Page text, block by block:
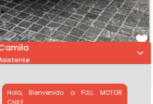
FORTUNER
LEVANTE DE SUSPENCION 2" NEUM
Hola, Bienvenido a FULL MOTOR
CHILE.